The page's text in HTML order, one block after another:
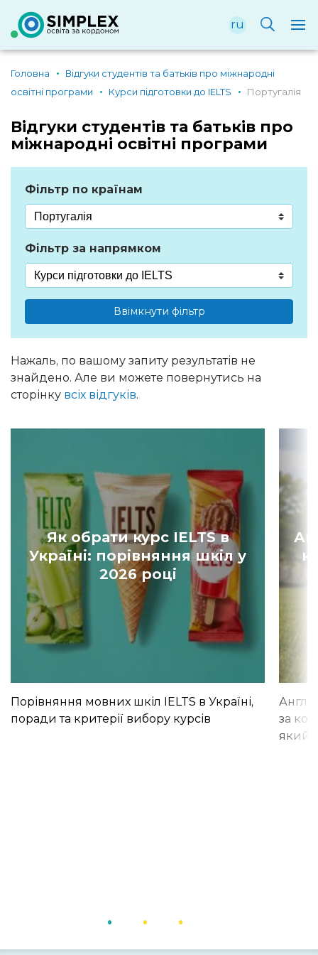
ru
Головна
Відгуки студентів та батьків про міжнародні
освітні програми
Курси підготовки до IELTS Португалія
Відгуки студентів та батьків про
міжнародні освітні програми
Фільтр по країнам
Фільтр за напрямком
Ввімкнути фільтр
Нажаль, по вашому запиту результатів не
знайдено. Але ви можете повернутись на
сторінку всіх відгуків.
Як обрати курс IELTS в
Україні: порівняння шкіл у
2026 році
Порівняння мовних шкіл IELTS в Україні,
поради та критерії вибору курсів
за
який